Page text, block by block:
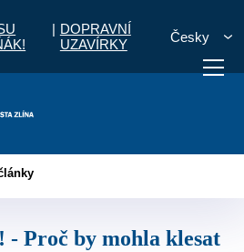
| DOPRAVNÍ
UZAVÍRKY
Česky
zaplatit